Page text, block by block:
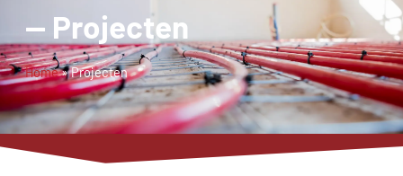
-- Projecten
Home»Projecten